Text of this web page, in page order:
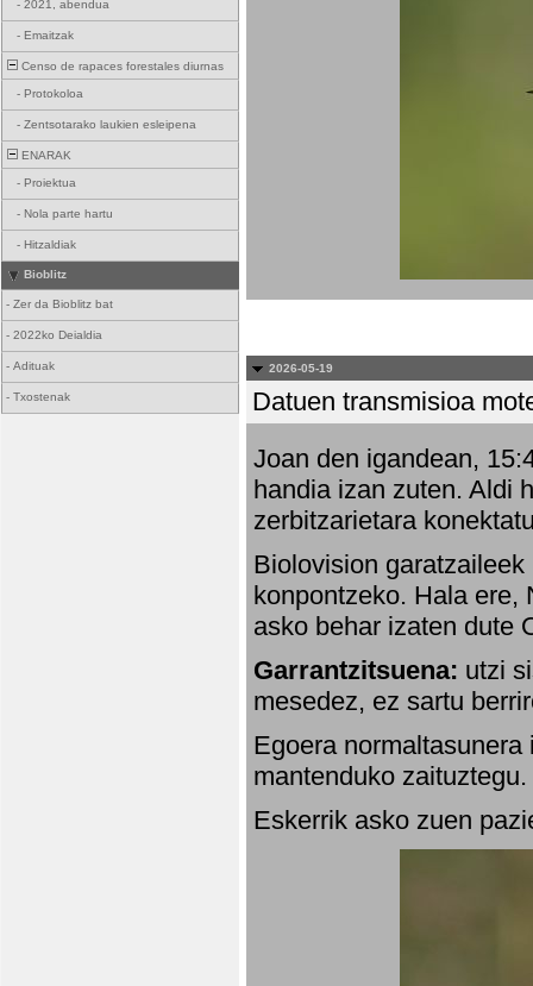
- 2021, abendua
- Emaitzak
Censo de rapaces forestales diurnas
- Protokoloa
- Zentsotarako laukien esleipena
ENARAK
- Proiektua
- Nola parte hartu
- Hitzaldiak
Bioblitz
- Zer da Bioblitz bat
- 2022ko Deialdia
- Adituak
- Txostenak
2026-05-19
Datuen transmisioa
Joan den igandean,
handia izan zuten. Aldi
zerbitzarietara
Biolovision
konpontzeko. Hala ere,
asko behar izaten dute
Garrantzitsuena: utzi
mesedez, ez sartu
Egoera
mantenduko
Eskerrik asko zuen